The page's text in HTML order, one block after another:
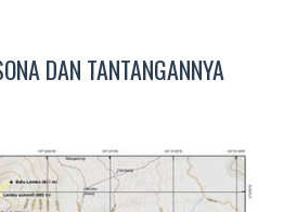
DAN TANTANGANNYA